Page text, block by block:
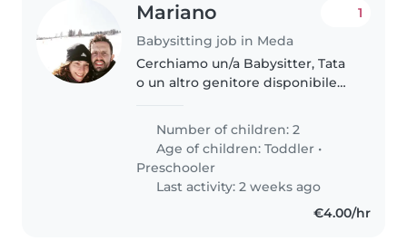
Mariano
Babysitting job in Meda
1
Cerchiamo un/a Babysitter, Tata
o un altro genitore disponibile
gestire i nostri due bimbi, un/a
piccolo/a scatenato/a e un/a
festaiolo/a della scuola..
Number of children: 2
Age of children:Toddler •
Preschooler
Last activity: 2 weeks ago
€4.00/hr